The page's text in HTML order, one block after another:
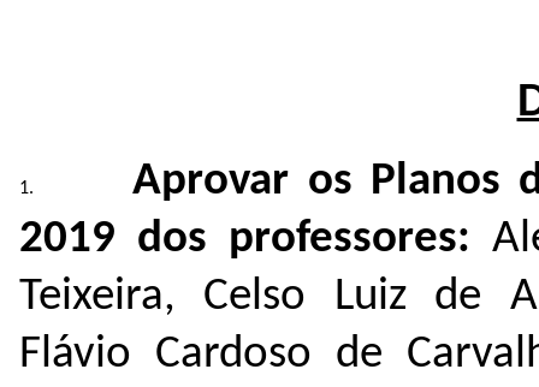
Aprovar os Planos
2019 dos professores:
Teixeira, Celso Luiz de
Flávio Cardoso de